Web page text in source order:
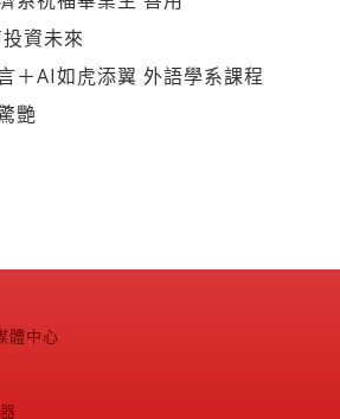
資未來
＋AI如虎添翼 外語學系課程
艷
體中心